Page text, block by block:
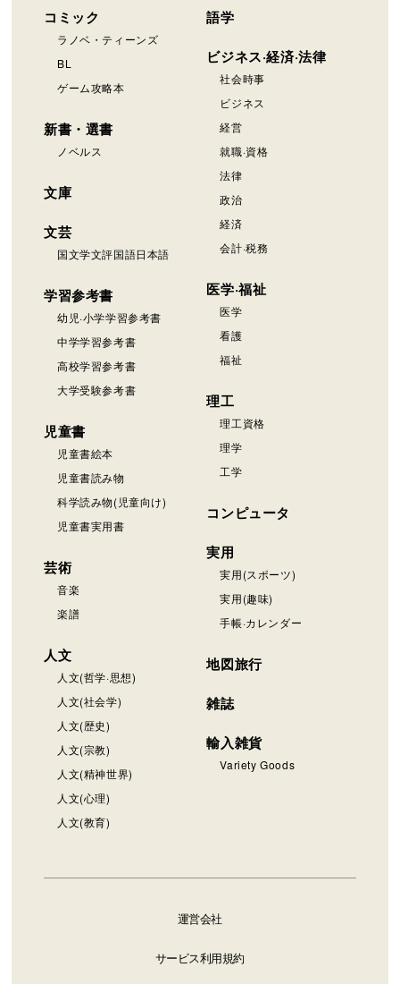
コミック
ラノベ・ティーンズ
BL
ゲーム攻略本
新書・選書
ノベルス
文庫
文芸
国文学文評国語日本語
学習参考書
幼児·小学学習参考書
中学学習参考書
高校学習参考書
大学受験参考書
児童書
児童書絵本
児童書読み物
科学読み物(児童向け)
児童書実用書
芸術
音楽
楽譜
人文
人文(哲学·思想)
人文(社会学)
人文(歴史)
人文(宗教)
人文(精神世界)
人文(心理)
人文(教育)
語学
ビジネス·経済·法律
社会時事
ビジネス
経営
就職·資格
法律
政治
経済
会計·税務
医学·福祉
医学
看護
福祉
理工
理工資格
理学
工学
コンピュータ
実用
実用(スポーツ)
実用(趣味)
手帳·カレンダー
地図旅行
雑誌
輸入雑貨
Variety Goods
運営会社
サービス利用規約